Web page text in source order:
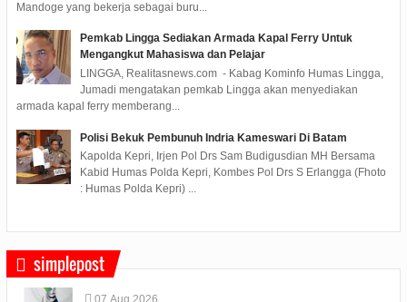
Mandoge yang bekerja sebagai buru...
Pemkab Lingga Sediakan Armada Kapal Ferry Untuk
Mengangkut Mahasiswa dan Pelajar
LINGGA, Realitasnews.com - Kabag Kominfo Humas Lingga,
Jumadi mengatakan pemkab Lingga akan menyediakan
armada kapal ferry memberang...
Polisi Bekuk Pembunuh Indria Kameswari Di Batam
Kapolda Kepri, Irjen Pol Drs Sam Budigusdian MH Bersama
Kabid Humas Polda Kepri, Kombes Pol Drs S Erlangga (Fhoto
: Humas Polda Kepri) ...
simplepost